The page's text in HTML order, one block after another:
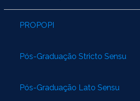
PROPOPI
Pós-Graduação Stricto Sensu
Pós-Graduação Lato Sensu